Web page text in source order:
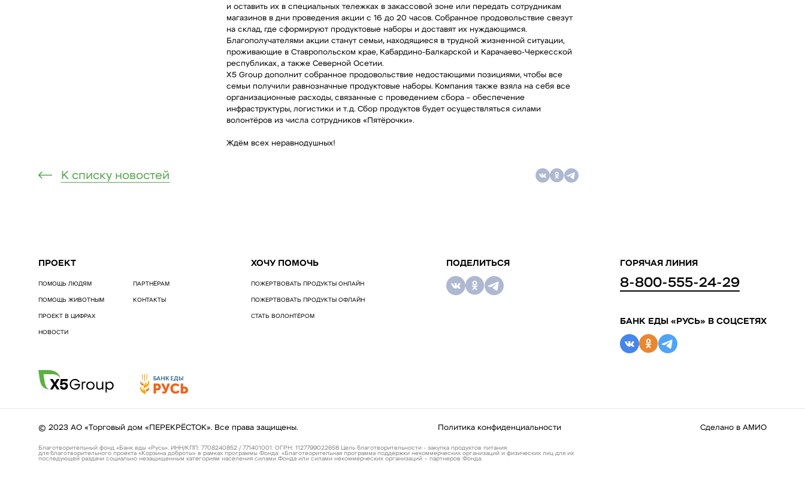
и оставить их в специальных тележках в закассовой зоне или передать сотрудникам
магазинов в дни проведения акции с 16 до 20 часов. Собранное продовольствие свезут
на склад, где сформируют продуктовые наборы и доставят их нуждающимся.
Благополучателями акции станут семьи, находящиеся в трудной жизненной ситуации,
проживающие в Ставропольском крае, Кабардино-Балкарской и Карачаево-Черкесской
республиках, а также Северной Осетии.
X5 Group дополнит собранное продовольствие недостающими позициями, чтобы все
семьи получили равнозначные продуктовые наборы. Компания также взяла на себя все
организационные расходы, связанные с проведением сбора – обеспечение
инфраструктуры, логистики и т.д. Сбор продуктов будет осуществляться силами
волонтёров из числа сотрудников «Пятёрочки».
Ждём всех неравнодушных!
К списку новостей
ПРОЕКТ
ПОМОЩЬ ЛЮДЯМ
ПОМОЩЬ ЖИВОТНЫМ
ПРОЕКТ В ЦИФРАХ
НОВОСТИ
ПАРТНЁРАМ
КОНТАКТЫ
ХОЧУ ПОМОЧЬ
ПОЖЕРТВОВАТЬ ПРОДУКТЫ ОНЛАЙН
ПОЖЕРТВОВАТЬ ПРОДУКТЫ ОФЛАЙН
СТАТЬ ВОЛОНТЁРОМ
ПОДЕЛИТЬСЯ ГОРЯЧАЯ ЛИНИЯ
8-800-555-24-29
БАНК ЕДЫ «РУСЬ» В СОЦСЕТЯХ
© 2023 АО «Торговый дом «ПЕРЕКРЁСТОК». Все права защищены. Политика конфиденциальности Сделано в АМИО
Благотворительный фонд «Банк еды «Русь». ИНН/КПП: 7708240852 / 771401001. ОГРН: 1127799022658 Цель благотворительности - закупка продуктов питания
для благотворительного проекта «Корзина доброты» в рамках программы Фонда: «Благотворительная программа поддержки некоммерческих организаций и физических лиц для их
последующей раздачи социально незащищенным категориям населения силами Фонда или силами некоммерческих организаций – партнеров Фонда.